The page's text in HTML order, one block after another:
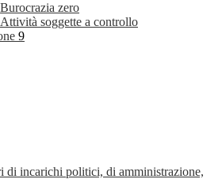
Burocrazia zero
Attività soggette a controllo
9
di incarichi politici, di amministrazione,